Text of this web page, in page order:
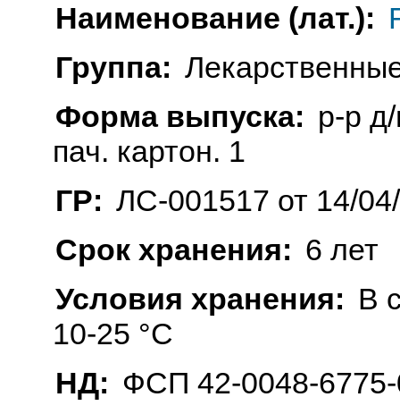
Наименование (лат.):
Группа:
Форма выпуска: р-р
пач. картон. 1
ГР: ЛС-001517 от 14/
Срок хранения: 6 лет
Условия хранения: В
10-25 °C
НД: ФСП 42-0048-